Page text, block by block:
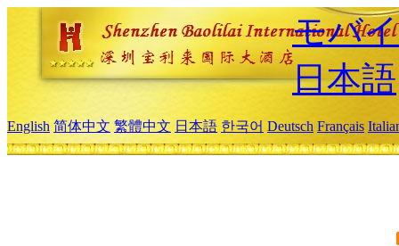
モバ
日本語
English 简体中文 繁體中文 日本語 한국어 Deutsch Français